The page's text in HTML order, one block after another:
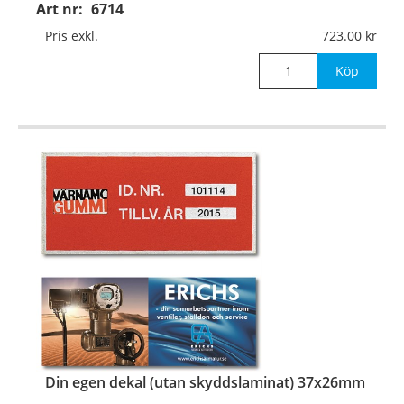
Art nr: 6714
uppsättning/beställning.
Pris exkl.
723.00
Köp
Din egen dekal (utan skyddslaminat) 37x26mm